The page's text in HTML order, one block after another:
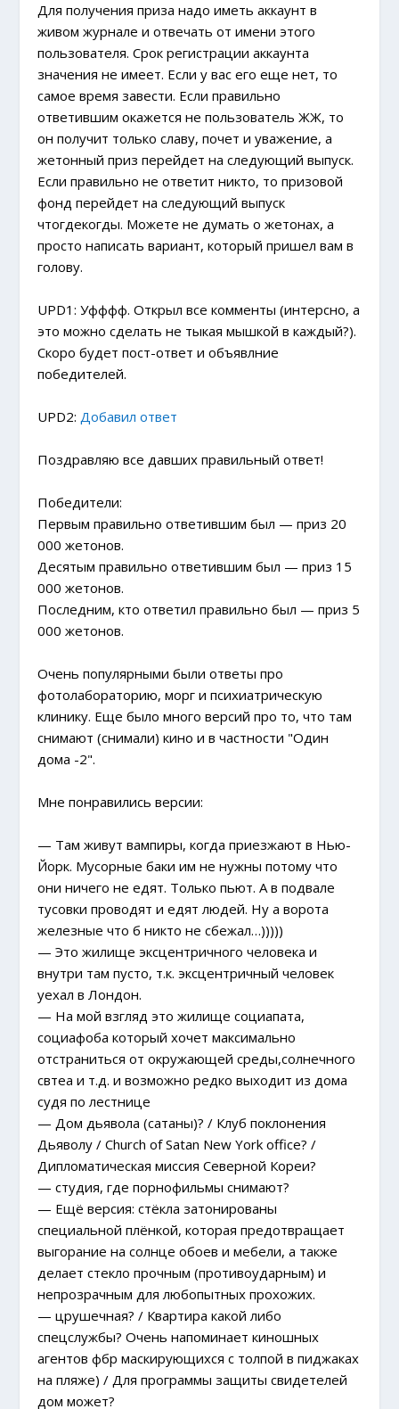
Для получения приза надо иметь аккаунт в
живом журнале и отвечать от имени этого
пользователя. Срок регистрации аккаунта
значения не имеет. Если у вас его еще нет, то
самое время завести. Если правильно
ответившим окажется не пользователь ЖЖ, то
он получит только славу, почет и уважение, а
жетонный приз перейдет на следующий выпуск.
Если правильно не ответит никто, то призовой
фонд перейдет на следующий выпуск
чтогдекогды. Можете не думать о жетонах, а
просто написать вариант, который пришел вам в
голову.
UPD1: Уфффф. Открыл все комменты (интерсно, а
это можно сделать не тыкая мышкой в каждый?).
Скоро будет пост-ответ и объявлние
победителей.
UPD2:Добавил ответ
Поздравляю все давших правильный ответ!
Победители:
Первым правильно ответившим был — приз 20
000 жетонов.
Десятым правильно ответившим был — приз 15
000 жетонов.
Последним, кто ответил правильно был — приз 5
000 жетонов.
Очень популярными были ответы про
фотолабораторию, морг и психиатрическую
клинику. Еще было много версий про то, что там
снимают (снимали) кино и в частности "Один
дома -2".
Мне понравились версии:
— Там живут вампиры, когда приезжают в Нью-
Йорк. Мусорные баки им не нужны потому что
они ничего не едят. Только пьют. А в подвале
тусовки проводят и едят людей. Ну а ворота
железные что б никто не сбежал…)))))
— Это жилище эксцентричного человека и
внутри там пусто, т.к. эксцентричный человек
уехал в Лондон.
— На мой взгляд это жилище социапата,
социафоба который хочет максимально
отстраниться от окружающей среды,солнечного
свтеа и т.д. и возможно редко выходит из дома
судя по лестнице
— Дом дьявола (сатаны)? / Клуб поклонения
Дьяволу / Church of Satan New York office? /
Дипломатическая миссия Северной Кореи?
— студия, где порнофильмы снимают?
— Ещё версия: стёкла затонированы
специальной плёнкой, которая предотвращает
выгорание на солнце обоев и мебели, а также
делает стекло прочным (противоударным) и
непрозрачным для любопытных прохожих.
— црушечная? / Квартира какой либо
спецслужбы? Очень напоминает киношных
агентов фбр маскирующихся с толпой в пиджаках
на пляже) / Для программы защиты свидетелей
дом может?